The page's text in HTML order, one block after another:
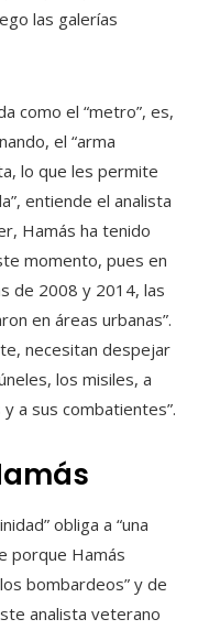
las galerías
como el “metro”, es,
el “arma
lo que les permite
entiende el analista
Hamás ha tenido
momento, pues en
de 2008 y 2014, las
en áreas urbanas”.
necesitan despejar
los misiles, a
a sus combatientes”.
obliga a “una
porque Hamás
bombardeos” y de
analista veterano